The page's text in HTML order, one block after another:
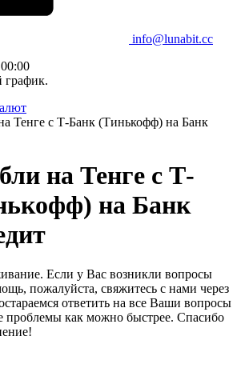
info@lunabit.cc
Тенге с Т-Банк (Тинькофф) на Банк
на Тенге с Т-
на Банк
Если у Вас возникли вопросы
пожалуйста, свяжитесь с нами через
ответить на все Ваши вопросы
проблемы как можно быстрее. Спасибо